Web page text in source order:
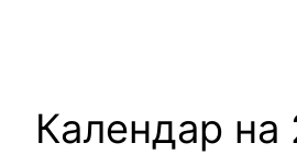
Календар на